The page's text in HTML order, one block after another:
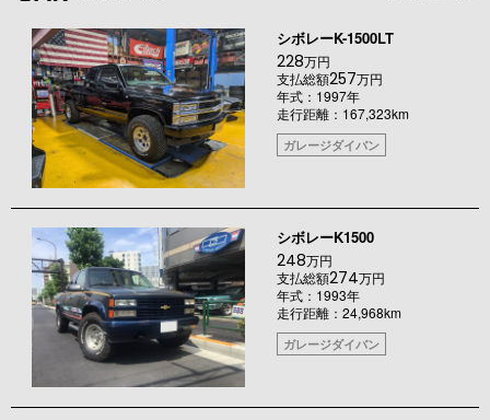
シボレーK-1500LT
228万円
支払総額257万円
年式：1997年
走行距離：167,323km
ガレージダイバン
シボレーK1500
248万円
支払総額274万円
年式：1993年
走行距離：24,968km
ガレージダイバン